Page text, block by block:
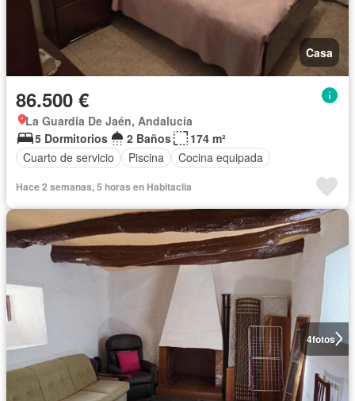
Casa
86.500 €
La Guardia De Jaén, Andalucía
5 Dormitorios
2 Baños
174 m²
Cuarto de servicio
Piscina Cocina equipada
Hace 2 semanas, 5 horas en Habitaclia
4fotos